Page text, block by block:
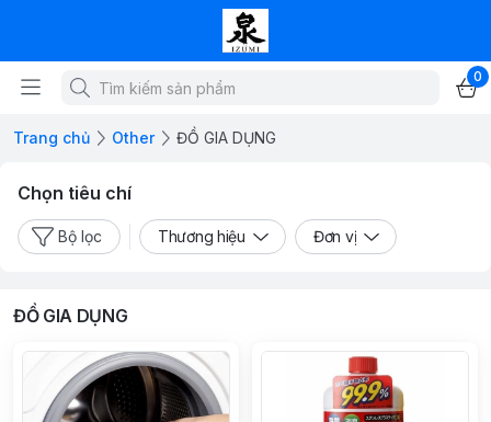
0
Trang chủ Other ĐỒ GIA DỤNG
Chọn tiêu chí
Bộ lọc Thương hiệu Đơn vị
ĐỒ GIA DỤNG